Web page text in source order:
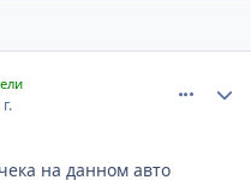
на данном авто